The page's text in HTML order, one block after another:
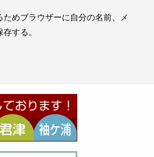
めブラウザーに自分の名前、メ
する。